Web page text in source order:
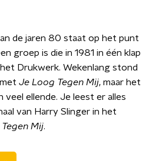
de jaren 80 staat op het punt
groep is die in 1981 in één klap
Drukwerk. Wekenlang stond
Je Loog Tegen Mij, maar het
veel ellende. Je leest er alles
van Harry Slinger in het
Mij.